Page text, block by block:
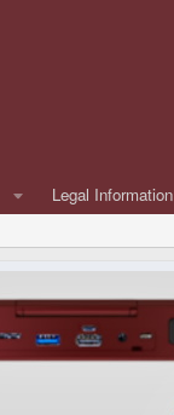
Legal Information